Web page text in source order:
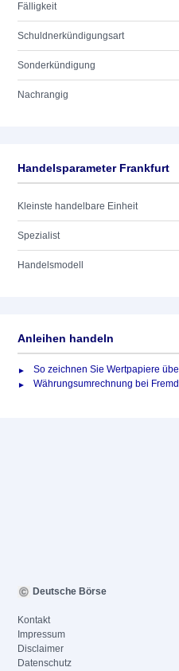
Fälligkeit
Schuldnerkündigungsart
Sonderkündigung
Nachrangig
Handelsparameter Frankfurt
Kleinste handelbare Einheit
Spezialist
Handelsmodell
Anleihen handeln
So zeichnen Sie Wertpapiere
Währungsumrechnung bei
Deutsche Börse
Kontakt
Impressum
Disclaimer
Datenschutz